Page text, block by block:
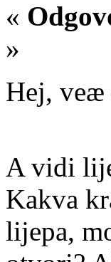
«
»
Hej,
A vidi
Kakva
lijepa,